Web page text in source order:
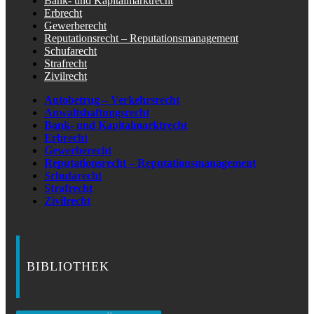
Erbrecht
Gewerberecht
Reputationsrecht – Reputationsmanagement
Schufarecht
Strafrecht
Zivilrecht
Autobetrug – Verkehrsrecht
Anwaltshaftungsrecht
Bank- und Kapitalmarktrecht
Erbrecht
Gewerberecht
Reputationsrecht – Reputationsmanagement
Schufarecht
Strafrecht
Zivilrecht
BIBLIOTHEK